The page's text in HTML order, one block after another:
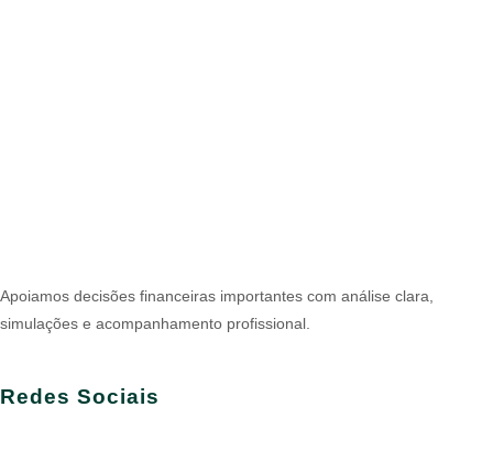
Apoiamos decisões financeiras importantes com análise clara,
simulações e acompanhamento profissional.
Redes Sociais